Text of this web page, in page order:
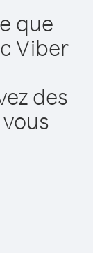
que
Viber
des